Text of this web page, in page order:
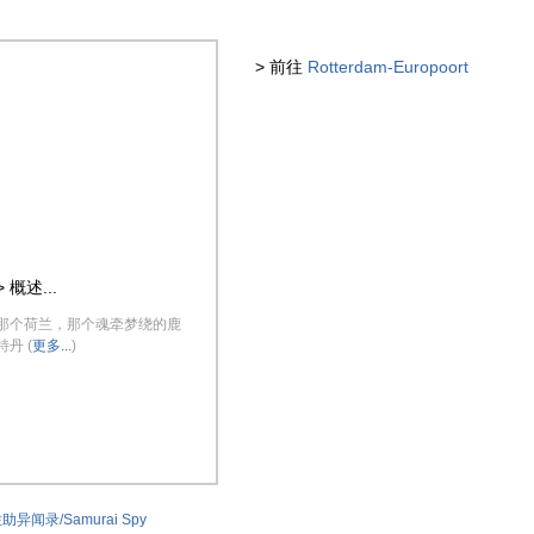
> 前往 Rotterdam-Europoort
概述...
个荷兰，那个魂牵梦绕的鹿
丹 (更多...)